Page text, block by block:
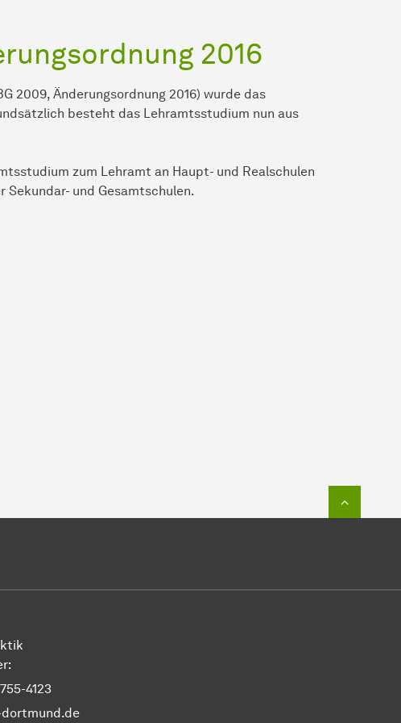
2016
2009, Änderungsordnung 2016) wurde das
besteht das Lehramtsstudium nun aus
zum Lehramt an Haupt- und Realschulen
und Gesamtschulen.
4123